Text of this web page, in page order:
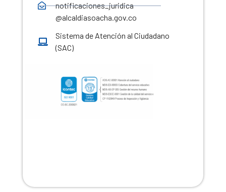
notificaciones_juridica
@alcaldiasoacha.gov.co
Sistema de Atención al Ciudadano
(SAC)